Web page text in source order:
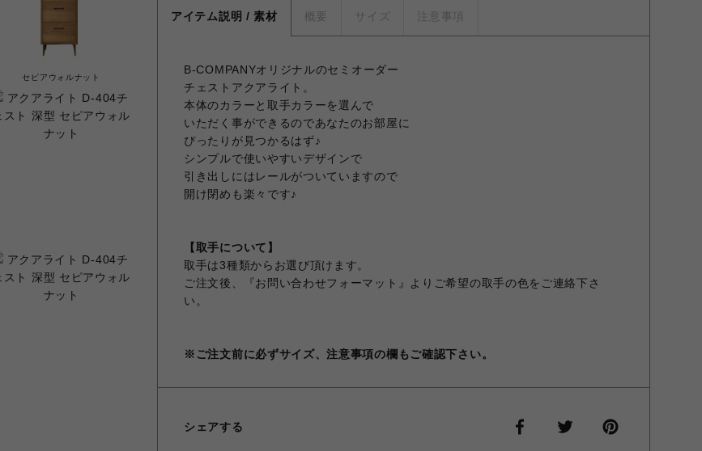
セピアウォルナット
アイテム説明 / 素材 概要 サイズ 注意事項
B-COMPANYオリジナルのセミオーダー
チェストアクアライト。
本体のカラーと取手カラーを選んで
いただく事ができるのであなたのお部屋に
ぴったりが見つかるはず♪
シンプルで使いやすいデザインで
引き出しにはレールがついていますので
開け閉めも楽々です♪
【取手について】
取手は3種類からお選び頂けます。
ご注文後、『お問い合わせフォーマット』よりご希望の取手の色をご連絡下さ
い。
※ご注文前に必ずサイズ、注意事項の欄もご確認下さい。
シェアする